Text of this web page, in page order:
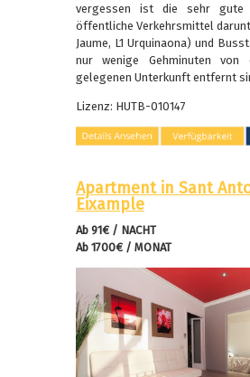
vergessen ist die sehr gute
öffentliche Verkehrsmittel
Jaume, L1 Urquinaona) und
nur wenige Gehminuten von
gelegenen Unterkunft entfernt
Lizenz: HUTB-010147
Apartment in Sant
Eixample
Ab 91€ / NACHT
Ab 1700€ / MONAT